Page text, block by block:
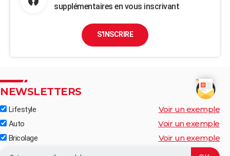
supplémentaires en vous inscrivant
S'INSCRIRE
NEWSLETTERS
Lifestyle Voir un exemple
Auto Voir un exemple
Bricolage Voir un exemple